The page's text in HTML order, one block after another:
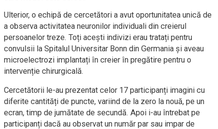
Ulterior, o echipă de cercetători a avut oportunitatea unică de
a observa activitatea neuronilor individuali din creierul
persoanelor treze. Toți acești indivizi erau tratați pentru
convulsii la Spitalul Universitar Bonn din Germania și aveau
microelectrozi implantați în creier în pregătire pentru o
intervenție chirurgicală.
Cercetătorii le-au prezentat celor 17 participanți imagini cu
diferite cantități de puncte, variind de la zero la nouă, pe un
ecran, timp de jumătate de secundă. Apoi i-au întrebat pe
participanți dacă au observat un număr par sau impar de